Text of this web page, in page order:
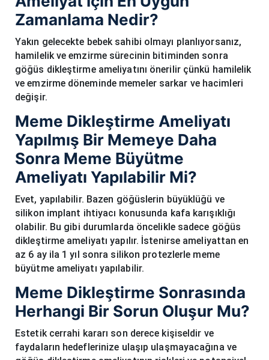
Zamanlama Nedir?
Yakın gelecekte bebek sahibi olmayı planlıyorsanız,
hamilelik ve emzirme sürecinin bitiminden sonra
göğüs dikleştirme ameliyatını önerilir çünkü hamilelik
ve emzirme döneminde memeler sarkar ve hacimleri
değişir.
Meme Dikleştirme Ameliyatı
Yapılmış Bir Memeye Daha
Sonra Meme Büyütme
Ameliyatı Yapılabilir Mi?
Evet, yapılabilir. Bazen göğüslerin büyüklüğü ve
silikon implant ihtiyacı konusunda kafa karışıklığı
olabilir. Bu gibi durumlarda öncelikle sadece göğüs
dikleştirme ameliyatı yapılır. İstenirse ameliyattan en
az 6 ay ila 1 yıl sonra silikon protezlerle meme
büyütme ameliyatı yapılabilir.
Meme Dikleştirme Sonrasında
Herhangi Bir Sorun Oluşur Mu?
Estetik cerrahi kararı son derece kişiseldir ve
faydaların hedeflerinize ulaşıp ulaşmayacağına ve